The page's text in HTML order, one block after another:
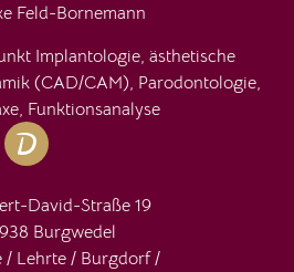
Feld-Bornemann
Implantologie, ästhetische
(CAD/CAM), Parodontologie,
Funktionsanalyse
David-Straße 19
Burgwedel
/ Lehrte / Burgdorf /